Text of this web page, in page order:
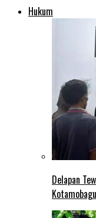
Hukum
Delapan
Kotamobagu